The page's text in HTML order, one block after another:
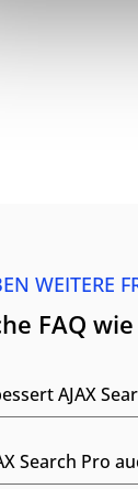
WEITERE
FAQ
AJAX
Search Pro